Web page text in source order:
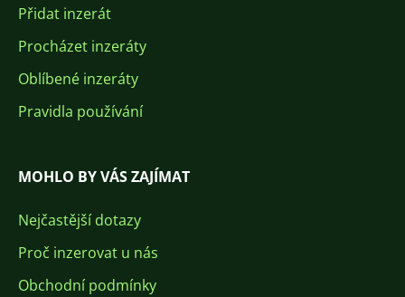
Přidat inzerát
Procházet inzeráty
Oblíbené inzeráty
Pravidla používání
MOHLO BY VÁS ZAJÍMAT
Nejčastější dotazy
Proč inzerovat u nás
Obchodní podmínky